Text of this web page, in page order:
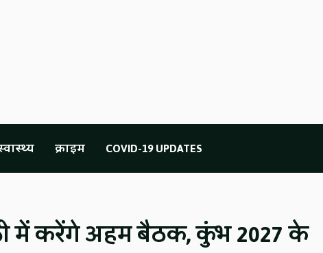
क्राइम COVID-19 UPDATES
में करेंगे अहम बैठक, कुंभ 2027 के